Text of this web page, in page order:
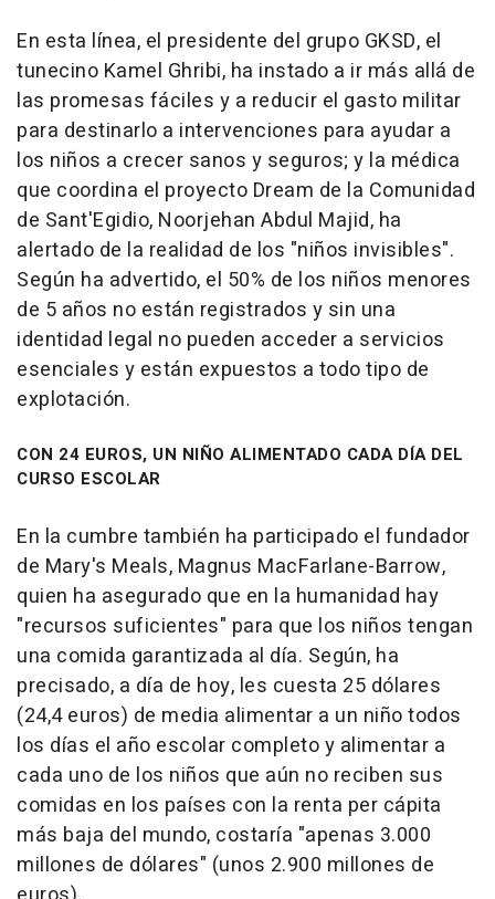
En esta línea, el presidente del grupo GKSD, el
tunecino Kamel Ghribi, ha instado a ir más allá de
las promesas fáciles y a reducir el gasto militar
para destinarlo a intervenciones para ayudar a
los niños a crecer sanos y seguros; y la médica
que coordina el proyecto Dream de la Comunidad
de Sant'Egidio, Noorjehan Abdul Majid, ha
alertado de la realidad de los "niños invisibles".
Según ha advertido, el 50% de los niños menores
de 5 años no están registrados y sin una
identidad legal no pueden acceder a servicios
esenciales y están expuestos a todo tipo de
explotación.
CON 24 EUROS, UN NIÑO ALIMENTADO CADA DÍA DEL
CURSO ESCOLAR
En la cumbre también ha participado el fundador
de Mary's Meals, Magnus MacFarlane-Barrow,
quien ha asegurado que en la humanidad hay
"recursos suficientes" para que los niños tengan
una comida garantizada al día. Según, ha
precisado, a día de hoy, les cuesta 25 dólares
(24,4 euros) de media alimentar a un niño todos
los días el año escolar completo y alimentar a
cada uno de los niños que aún no reciben sus
comidas en los países con la renta per cápita
más baja del mundo, costaría "apenas 3.000
millones de dólares" (unos 2.900 millones de